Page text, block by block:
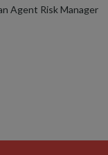
Agent Risk Manager